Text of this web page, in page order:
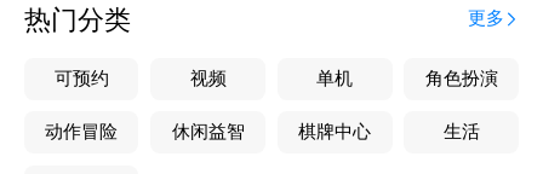
3，知识点匹配应试真题训练，学好新概念得高分；
每节课程配套历年全国小升初、初升高的真题，从新概
解每一道真题，学习我们的新概念一定可以拿高分。
热门分类 更多
可预约 视频 单机 角色扮演
动作冒险 休闲益智 棋牌中心 生活